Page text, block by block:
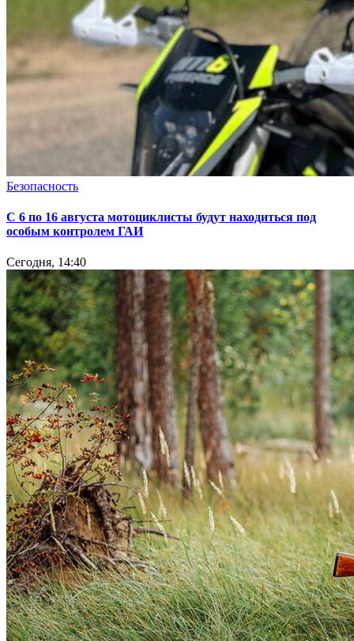
Безопасность
С 6 по 16 августа мотоциклисты будут находиться под
особым контролем ГАИ
Сегодня, 14:40